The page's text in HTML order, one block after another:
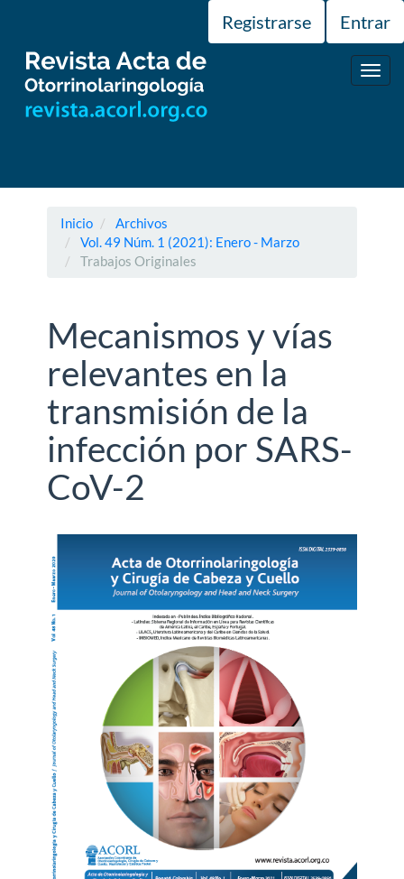
principal
Barra
lateral
Registrarse Entrar
Inicio
Archivos
Vol. 49 Núm. 1 (2021): Enero - Marzo
Trabajos Originales
Mecanismos y vías
relevantes en la
transmisión de la
infección por SARS-
CoV-2
Barra
lateral
del
artículo